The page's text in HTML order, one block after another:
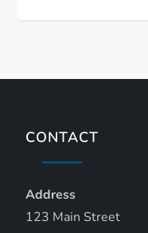
i
a
t
CONTACT
Address
123 Main Street